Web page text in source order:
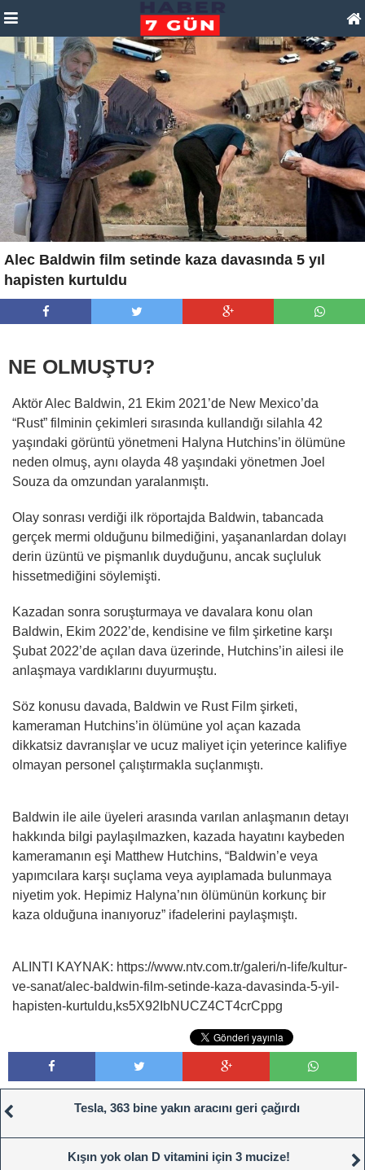
Alec Baldwin film setinde kaza davasında 5 yıl
hapisten kurtuldu
NE OLMUŞTU?
Aktör Alec Baldwin, 21 Ekim 2021’de New Mexico’da
“Rust” filminin çekimleri sırasında kullandığı silahla 42
yaşındaki görüntü yönetmeni Halyna Hutchins’in ölümüne
neden olmuş, aynı olayda 48 yaşındaki yönetmen Joel
Souza da omzundan yaralanmıştı.
Olay sonrası verdiği ilk röportajda Baldwin, tabancada
gerçek mermi olduğunu bilmediğini, yaşananlardan dolayı
derin üzüntü ve pişmanlık duyduğunu, ancak suçluluk
hissetmediğini söylemişti.
Kazadan sonra soruşturmaya ve davalara konu olan
Baldwin, Ekim 2022’de, kendisine ve film şirketine karşı
Şubat 2022’de açılan dava üzerinde, Hutchins’in ailesi ile
anlaşmaya vardıklarını duyurmuştu.
Söz konusu davada, Baldwin ve Rust Film şirketi,
kameraman Hutchins’in ölümüne yol açan kazada
dikkatsiz davranışlar ve ucuz maliyet için yeterince kalifiye
olmayan personel çalıştırmakla suçlanmıştı.
Baldwin ile aile üyeleri arasında varılan anlaşmanın detayı
hakkında bilgi paylaşılmazken, kazada hayatını kaybeden
kameramanın eşi Matthew Hutchins, “Baldwin’e veya
yapımcılara karşı suçlama veya ayıplamada bulunmaya
niyetim yok. Hepimiz Halyna’nın ölümünün korkunç bir
kaza olduğuna inanıyoruz” ifadelerini paylaşmıştı.
ALINTI KAYNAK: https://www.ntv.com.tr/galeri/n-life/kultur-
ve-sanat/alec-baldwin-film-setinde-kaza-davasinda-5-yil-
hapisten-kurtuldu,ks5X92IbNUCZ4CT4crCppg
Tesla, 363 bine yakın aracını geri çağırdı
Kışın yok olan D vitamini için 3 mucize!